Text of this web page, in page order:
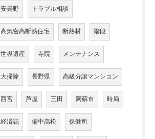
安曇野 トラブル相談
高気密高断熱住宅 断熱材 階段
世界遺産 寺院 メンテナンス
大掃除 長野県 高級分譲マンション
西宮 芦屋 三田 阿蘇市 時局
経済誌 備中高松 保健所